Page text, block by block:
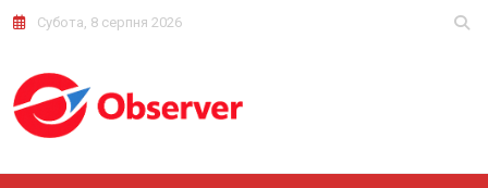
Субота, 8 серпня 2026